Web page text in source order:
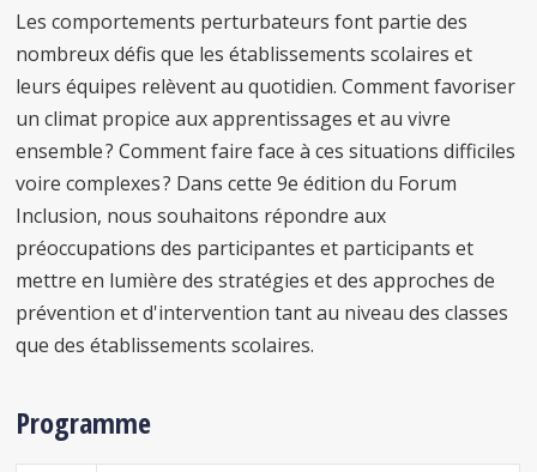
Les comportements perturbateurs font partie des
nombreux défis que les établissements scolaires et
leurs équipes relèvent au quotidien. Comment favoriser
un climat propice aux apprentissages et au vivre
ensemble ? Comment faire face à ces situations difficiles
voire complexes ? Dans cette 9e édition du Forum
Inclusion, nous souhaitons répondre aux
préoccupations des participantes et participants et
mettre en lumière des stratégies et des approches de
prévention et d'intervention tant au niveau des classes
que des établissements scolaires.
Programme